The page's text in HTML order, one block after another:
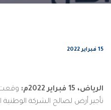
15 فبراير 2022
الرياض، 15 فبراير2022م: وقعت
تأجير أرض لصالح الشركة الوطنية